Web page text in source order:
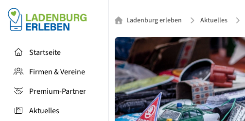
Startseite
Firmen & Vereine
Premium-Partner
Aktuelles
Ladenburg erleben Aktuelles